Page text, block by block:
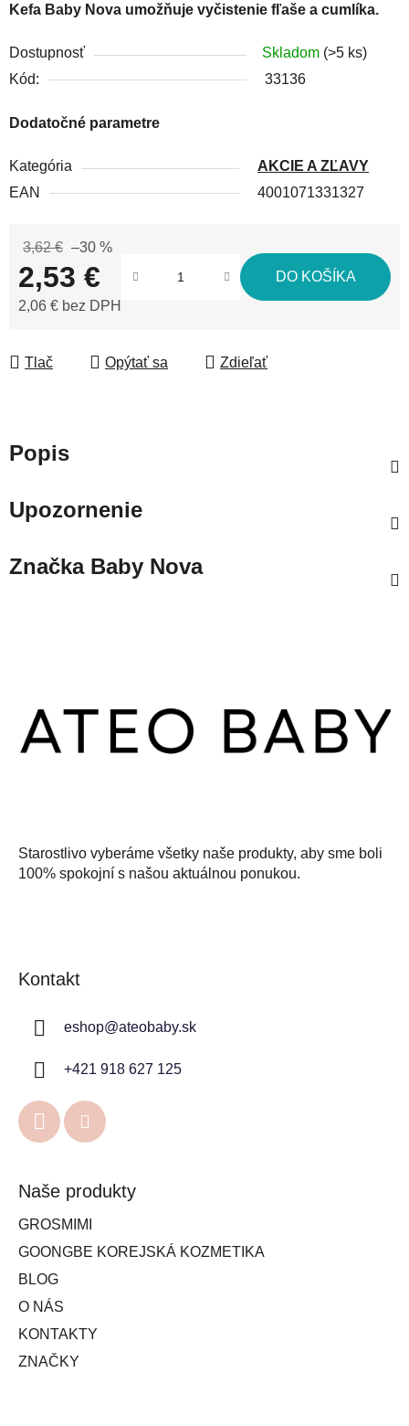
Kefa Baby Nova umožňuje vyčistenie fľaše a cumlíka.
Dostupnosť Skladom (>5 ks)
Kód:
33136
Dodatočné parametre
Kategória
AKCIE A ZĽAVY
EAN
4001071331327
3,62 € –30 %
2,53 €
2,06 € bez DPH
DO KOŠÍKA
Tlač Opýtať sa Zdieľať
Popis
Upozornenie
ZnačkaBaby Nova
Starostlivo vyberáme všetky naše produkty, aby sme boli
100% spokojní s našou aktuálnou ponukou.
Kontakt
eshop@ateobaby.sk
+421 918 627 125
Naše produkty
GROSMIMI
GOONGBE KOREJSKÁ KOZMETIKA
BLOG
O NÁS
KONTAKTY
ZNAČKY